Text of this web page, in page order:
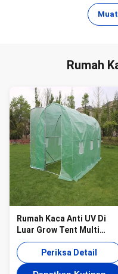
Rumah
Rumah Kaca Anti UV Di
Luar Grow Tent Multi
Fungsional Ukuran Kecil
ISO9001Periksa Detail